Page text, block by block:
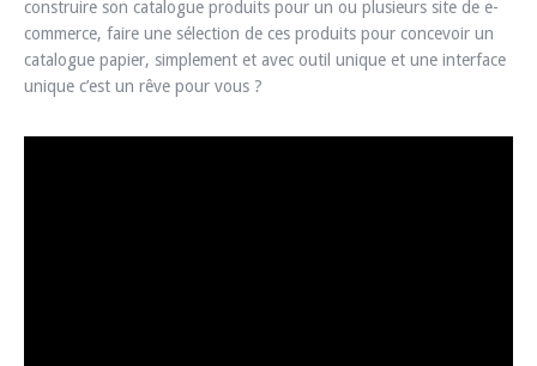
construire son catalogue produits pour un ou plusieurs site de e-
commerce, faire une sélection de ces produits pour concevoir un
catalogue papier, simplement et avec outil unique et une interface
unique c’est un rêve pour vous ?